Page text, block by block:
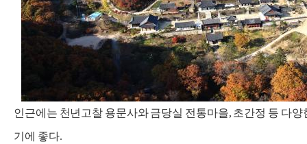
인근에는 천년고찰 용문사와 금당실 전통마을, 초간정 등 다
기에 좋다.